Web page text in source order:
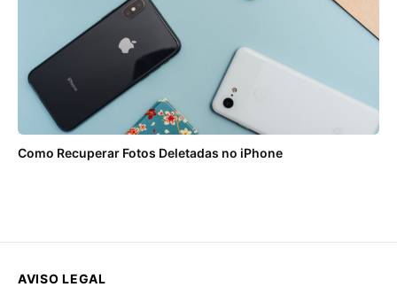
Como Recuperar Fotos Deletadas no iPhone
AVISO LEGAL